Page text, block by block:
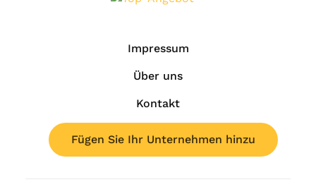
Impressum
Über uns
Kontakt
Fügen Sie Ihr Unternehmen hinzu